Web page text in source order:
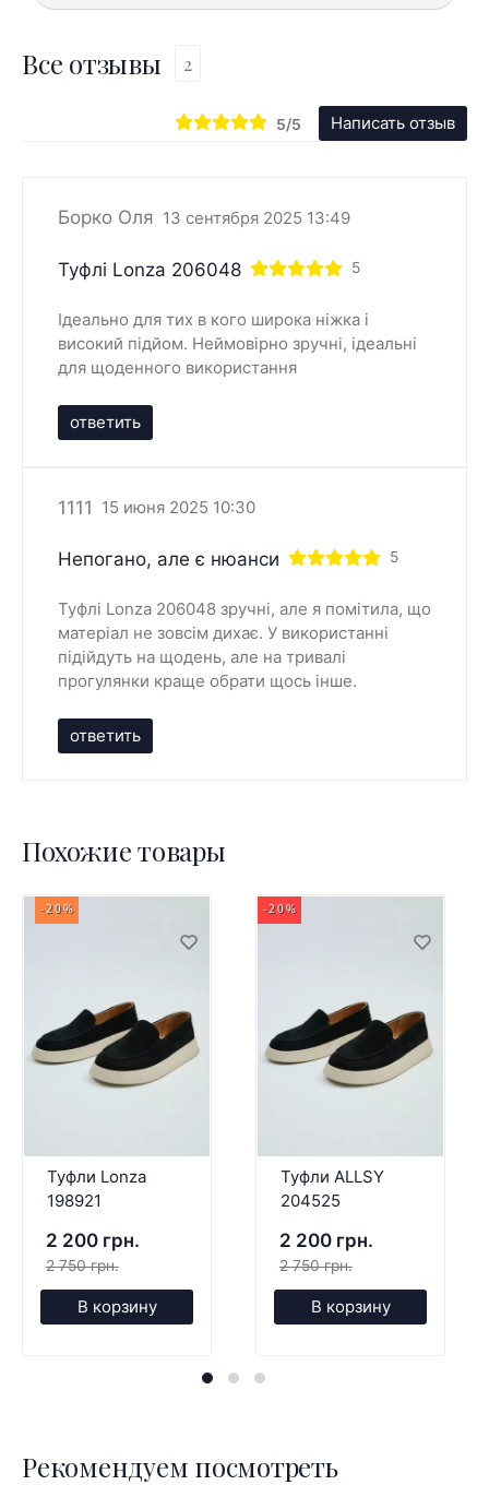
Все отзывы 2
5/5 Написать отзыв
Борко Оля 13 сентября 2025 13:49
Туфлі Lonza 206048 5
Ідеально для тих в кого широка ніжка і
високий підйом. Неймовірно зручні, ідеальні
для щоденного використання
ответить
1111 15 июня 2025 10:30
Непогано, але є нюанси 5
Туфлі Lonza 206048 зручні, але я помітила, що
матеріал не зовсім дихає. У використанні
підійдуть на щодень, але на тривалі
прогулянки краще обрати щось інше.
ответить
Похожие товары
-20%
Туфли Lonza
198921
2 200 грн.
2 750 грн.
В корзину
-20%
Туфли ALLSY
204525
2 200 грн.
2 750 грн.
В корзину
Рекомендуем посмотреть